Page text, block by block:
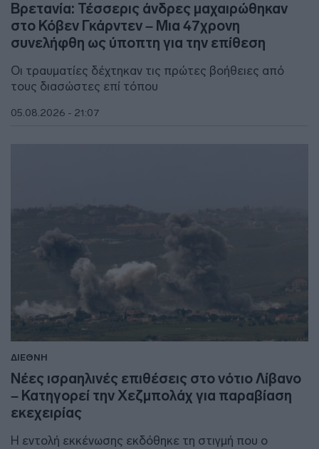
Βρετανία: Τέσσερις άνδρες μαχαιρώθηκαν
στο Κόβεν Γκάρντεν – Μια 47χρονη
συνελήφθη ως ύποπτη για την επίθεση
Οι τραυματίες δέχτηκαν τις πρώτες βοήθειες από
τους διασώστες επί τόπου
05.08.2026 - 21:07
ΔΙΕΘΝΗ
Νέες ισραηλινές επιθέσεις στο νότιο Λίβανο
– Κατηγορεί την Χεζμπολάχ για παραβίαση
εκεχειρίας
Η εντολή εκκένωσης εκδόθηκε τη στιγμή που ο